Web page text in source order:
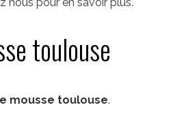
toulouse
mousse toulouse.